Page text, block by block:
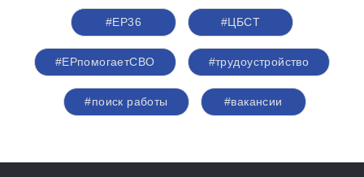
#ЕР36 #ЦБСТ
#ЕРпомогаетСВО #трудоустройство
#поиск работы #вакансии